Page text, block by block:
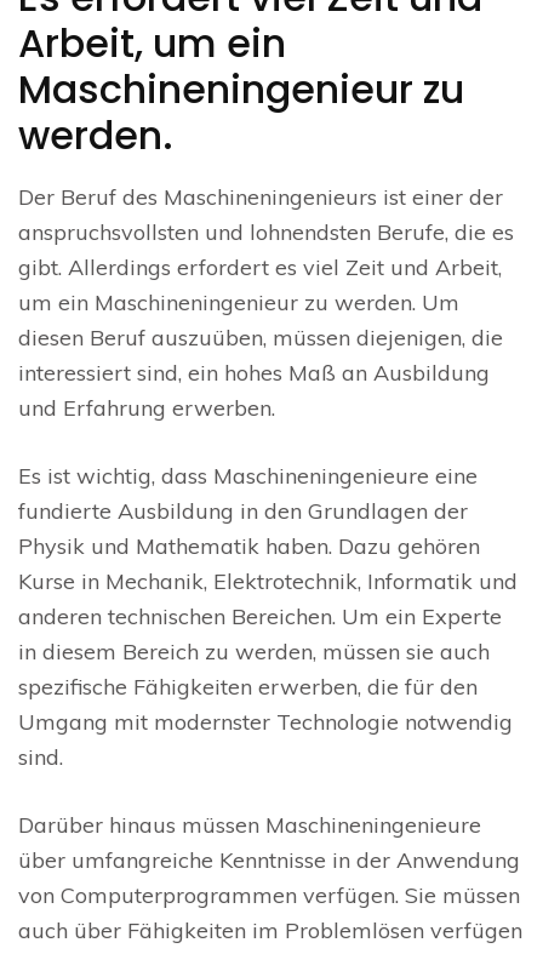
Arbeit, um ein
Maschineningenieur zu
werden.
Der Beruf des Maschineningenieurs ist einer der
anspruchsvollsten und lohnendsten Berufe, die es
gibt. Allerdings erfordert es viel Zeit und Arbeit,
um ein Maschineningenieur zu werden. Um
diesen Beruf auszuüben, müssen diejenigen, die
interessiert sind, ein hohes Maß an Ausbildung
und Erfahrung erwerben.
Es ist wichtig, dass Maschineningenieure eine
fundierte Ausbildung in den Grundlagen der
Physik und Mathematik haben. Dazu gehören
Kurse in Mechanik, Elektrotechnik, Informatik und
anderen technischen Bereichen. Um ein Experte
in diesem Bereich zu werden, müssen sie auch
spezifische Fähigkeiten erwerben, die für den
Umgang mit modernster Technologie notwendig
sind.
Darüber hinaus müssen Maschineningenieure
über umfangreiche Kenntnisse in der Anwendung
von Computerprogrammen verfügen. Sie müssen
auch über Fähigkeiten im Problemlösen verfügen